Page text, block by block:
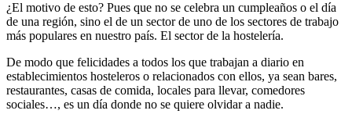
¿El motivo de esto? Pues que no se celebra un cumpleaños o el día
de una región, sino el de un sector de uno de los sectores de trabajo
más populares en nuestro país. El sector de la hostelería.
De modo que felicidades a todos los que trabajan a diario en
establecimientos hosteleros o relacionados con ellos, ya sean bares,
restaurantes, casas de comida, locales para llevar, comedores
sociales…, es un día donde no se quiere olvidar a nadie.